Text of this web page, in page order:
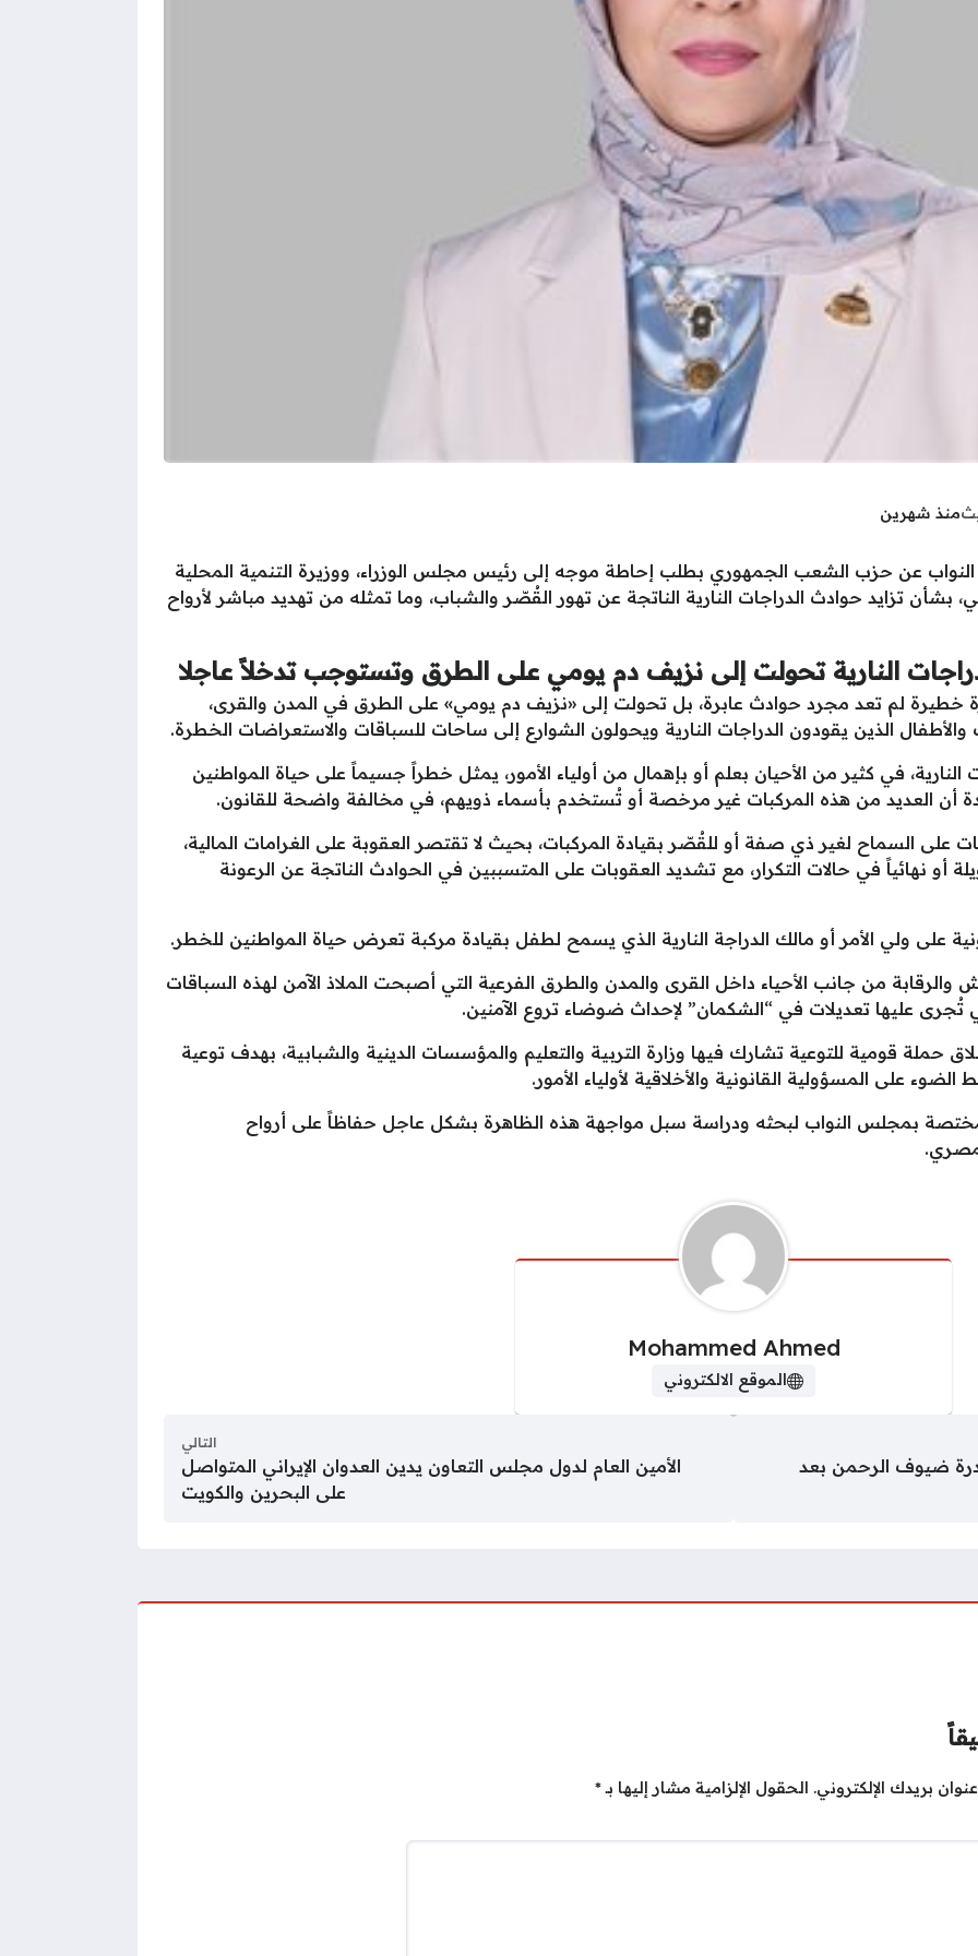
منذ شهرين
عن حزب الشعب الجمهوري بطلب إحاطة موجه إلى رئيس مجلس الوزراء، ووزيرة التنمية المحلية
بشأن تزايد حوادث الدراجات النارية الناتجة عن تهور القُصّر والشباب، وما تمثله من تهديد مباشر لأرواح
النارية تحولت إلى نزيف دم يومي على الطرق وتستوجب تدخلاً عاجلا
خطيرة لم تعد مجرد حوادث عابرة، بل تحولت إلى «نزيف دم يومي» على الطرق في المدن والقرى،
الذين يقودون الدراجات النارية ويحولون الشوارع إلى ساحات للسباقات والاستعراضات الخطرة.
في كثير من الأحيان بعلم أو بإهمال من أولياء الأمور، يمثل خطراً جسيماً على حياة المواطنين
أن العديد من هذه المركبات غير مرخصة أو تُستخدم بأسماء ذويهم، في مخالفة واضحة للقانون.
السماح لغير ذي صفة أو للقُصّر بقيادة المركبات، بحيث لا تقتصر العقوبة على الغرامات المالية،
أو نهائياً في حالات التكرار، مع تشديد العقوبات على المتسببين في الحوادث الناتجة عن الرعونة
على ولي الأمر أو مالك الدراجة النارية الذي يسمح لطفل بقيادة مركبة تعرض حياة المواطنين للخطر.
من جانب الأحياء داخل القرى والمدن والطرق الفرعية التي أصبحت الملاذ الآمن لهذه السباقات
تُجرى عليها تعديلات في “الشكمان” لإحداث ضوضاء تروع الآمنين.
حملة قومية للتوعية تشارك فيها وزارة التربية والتعليم والمؤسسات الدينية والشبابية، بهدف توعية
على المسؤولية القانونية والأخلاقية لأولياء الأمور.
بمجلس النواب لبحثه ودراسة سبل مواجهة هذه الظاهرة بشكل عاجل حفاظاً على أرواح
Mohammed Ahmed
الموقع الالكتروني
ضيوف الرحمن بعد
التالي
الأمين العام لدول مجلس التعاون يدين العدوان الإيراني المتواصل
على البحرين والكويت
بريدك الإلكتروني. الحقول الإلزامية مشار إليها بـ*